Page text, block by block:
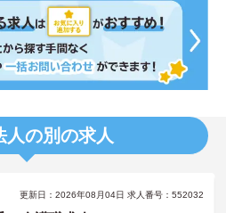
人の別の求人
更新日：2026年08月04日 求人番号：552032